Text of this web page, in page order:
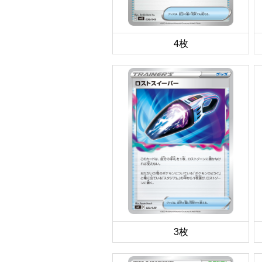
4枚
3枚